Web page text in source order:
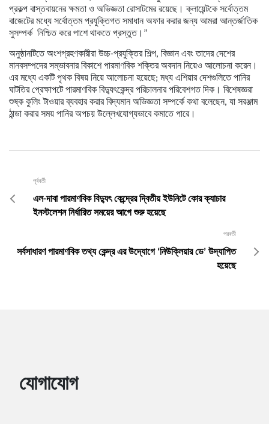
প্রকল্প বাস্তবায়নের ক্ষমতা ও অভিজ্ঞতা রোসাটমের রয়েছে। ক্লায়েন্টকে সর্বোত্তম
বাজেটের মধ্যে সর্বোত্তম প্রযুক্তিগত সমাধান অফার করার জন্য আমরা আন্তর্জাতিক
সুসম্পর্ক নিশ্চিত করে পাশে থাকতে প্রস্তুত।”
অনুষ্ঠানটিতে অংশগ্রহণকারীরা উচ্চ-প্রযুক্তির শিল্প, বিজ্ঞান এবং তাদের দেশের
মানবসম্পদের সম্ভাবনার বিকাশে পারমাণবিক শক্তির অবদান নিয়েও আলোচনা করেন।
এর মধ্যে একটি পৃথক বিষয় নিয়ে আলোচনা হয়েছে; মধ্য এশিয়ার দেশগুলিতে পানির
ঘাটতির প্রেক্ষাপটে পারমাণবিক বিদ্যুৎকেন্দ্র পরিচালনার পরিবেশগত দিক। বিশেষজ্ঞরা
শুষ্ক কুলিং টাওয়ার ব্যবহার করার বিদ্যমান অভিজ্ঞতা সম্পর্কে কথা বলেছেন, যা সরঞ্জাম
ঠান্ডা করার সময় পানির অপচয় উল্লেখযোগ্যভাবে কমাতে পারে।
পূর্ববর্তী
এল-দাবা পারমাণবিক বিদ্যুৎ কেন্দ্রের দ্বিতীয় ইউনিটে কোর ক্যাচার
ইনস্টলেশন নির্ধারিত সময়ের আগে শুরু হয়েছে
পরবর্তী
সর্বসাধারণ পারমাণবিক তথ্য কেন্দ্র এর উদ্যোগে ‘নিউক্লিয়ার ডে’ উদ্‌যাপিত
হয়েছে
যোগাযোগ